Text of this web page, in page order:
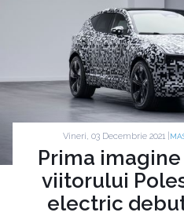
Vineri, 03 Decembrie 2021 |
Prima
viitorului
electric